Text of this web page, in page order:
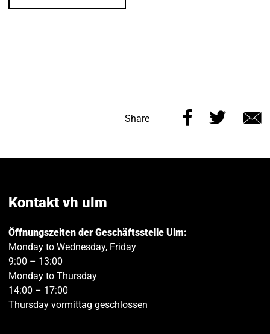
Share
Share
page
Share
page
Kontakt vh ulm
Öffnungszeiten der Geschäftsstelle Ulm:
Monday to Wednesday, Friday
9:00 – 13:00
Monday to Thursday
14:00 – 17:00
Thursday vormittag geschlossen